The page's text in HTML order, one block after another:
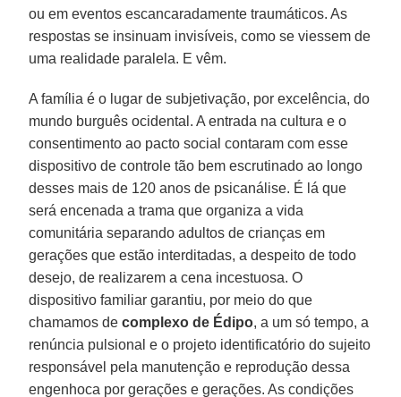
ou em eventos escancaradamente traumáticos. As
respostas se insinuam invisíveis, como se viessem de
uma realidade paralela. E vêm.
A família é o lugar de subjetivação, por excelência, do
mundo burguês ocidental. A entrada na cultura e o
consentimento ao pacto social contaram com esse
dispositivo de controle tão bem escrutinado ao longo
desses mais de 120 anos de psicanálise. É lá que
será encenada a trama que organiza a vida
comunitária separando adultos de crianças em
gerações que estão interditadas, a despeito de todo
desejo, de realizarem a cena incestuosa. O
dispositivo familiar garantiu, por meio do que
chamamos decomplexo de Édipo, a um só tempo, a
renúncia pulsional e o projeto identificatório do sujeito
responsável pela manutenção e reprodução dessa
engenhoca por gerações e gerações. As condições